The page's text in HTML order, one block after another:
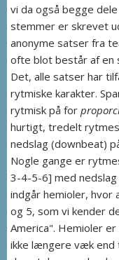
vi da også begge
stemmer er skrevet
anonyme satser fra
ofte blot består af en
Det, alle satser har
rytmiske karakter.
rytmisk på for
hurtigt, tredelt
nedslag (downbeat)
Nogle gange er
3-4-5-6] med
indgår hemioler, hvor
og 5, som vi kender
America". Hemioler
ikke længere væk end